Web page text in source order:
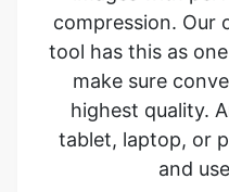
highest quality.
tablet, laptop, or
and
Is there a